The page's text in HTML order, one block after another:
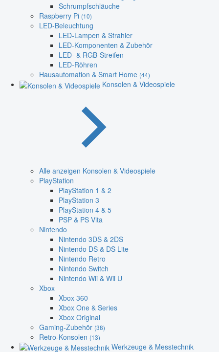
Schrumpfschläuche
Raspberry Pi (10)
LED-Beleuchtung
LED-Lampen & Strahler
LED-Komponenten & Zubehör
LED- & RGB-Streifen
LED-Röhren
Hausautomation & Smart Home (44)
Konsolen & Videospiele
Alle anzeigen Konsolen & Videospiele
PlayStation
PlayStation 1 & 2
PlayStation 3
PlayStation 4 & 5
PSP & PS Vita
Nintendo
Nintendo 3DS & 2DS
Nintendo DS & DS Lite
Nintendo Retro
Nintendo Switch
Nintendo Wii & Wii U
Xbox
Xbox 360
Xbox One & Series
Xbox Original
Gaming-Zubehör (38)
Retro-Konsolen (13)
Werkzeuge & Messtechnik